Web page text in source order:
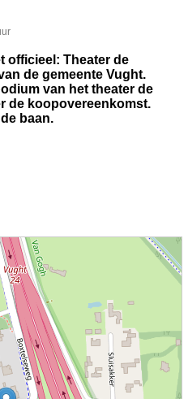
officieel: Theater de
de gemeente Vught.
van het theater de
de koopovereenkomst.
baan.
/ 5.30343 Glorieuxlaan